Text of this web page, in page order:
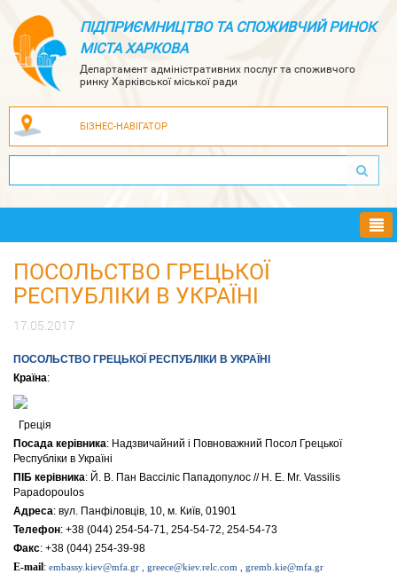
ПІДПРИЄМНИЦТВО ТА СПОЖИВЧИЙ РИНОК
МІСТА ХАРКОВА
Департамент адміністративних послуг та споживчого
ринку Харківської міської ради
БІЗНЕС-НАВІГАТОР
ПОСОЛЬСТВО ГРЕЦЬКОЇ
РЕСПУБЛІКИ В УКРАЇНІ
17.05.2017
ПОСОЛЬСТВО ГРЕЦЬКОЇ РЕСПУБЛІКИ В УКРАЇНІ
Країна:
Греція
Посада керівника: Надзвичайний i Повноважний Посол Грецької
Республіки в Україні
ПІБ керівника: Й. В. Пан Вассіліс Пападопулос // H. E. Mr. Vassilis
Papadopoulos
Адреса: вул. Панфіловців, 10, м. Київ, 01901
Телефон: +38 (044) 254-54-71, 254-54-72, 254-54-73
Факс: +38 (044) 254-39-98
E-mail: embassy.kiev@mfa.gr , greece@kiev.relc.com , gremb.kie@mfa.gr